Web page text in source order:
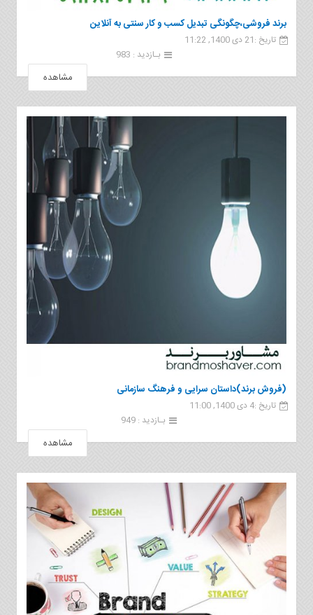
برند فروشی،چگونگی تبدیل کسب و کار سنتی به آنلاین
تاریخ :21 دی 1400, 11:22
بـازدید : 983
مشاهده
(فروش برند)داستان سرایی و فرهنگ سازمانی
تاریخ :4 دی 1400, 11:00
بـازدید : 949
مشاهده